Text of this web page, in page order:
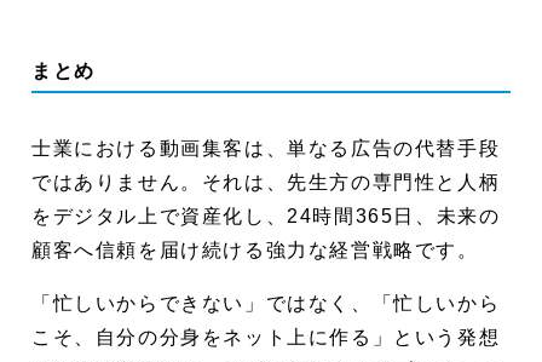
まとめ
士業における動画集客は、単なる広告の代替手段
ではありません。それは、先生方の専門性と人柄
をデジタル上で資産化し、24時間365日、未来の
顧客へ信頼を届け続ける強力な経営戦略です。
「忙しいからできない」ではなく、「忙しいから
こそ、自分の分身をネット上に作る」という発想